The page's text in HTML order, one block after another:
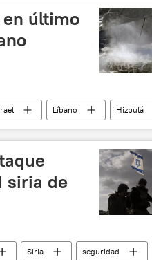
último
Líbano
Hizbulá
Flechas del Norte
siria de
Siria seguridad